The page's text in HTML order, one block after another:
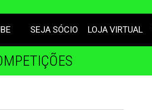
SEJA SÓCIO LOJA VIRTUAL